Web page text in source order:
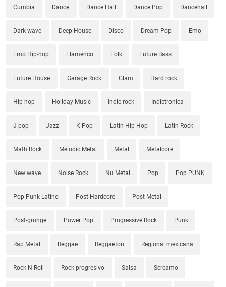
Cumbia Dance Dance Hall Dance Pop Dancehall
Dark wave Deep House Disco Dream Pop Emo
Emo Hip-hop Flamenco Folk Future Bass
Future House Garage Rock Glam Hard rock
Hip-hop Holiday Music Indie rock Indietronica
J-pop Jazz K-Pop Latin Hip-Hop Latin Rock
Math Rock Melodic Metal Metal Metalcore
New wave Noise Rock Nu Metal Pop Pop PUNK
Pop Punk Latino Post-Hardcore Post-Metal
Post-grunge Power Pop Progressive Rock Punk
Rap Metal Reggae Reggaeton Regional mexicana
Rock N Roll Rock progresivo Salsa Screamo